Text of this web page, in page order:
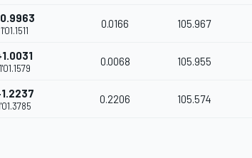
1'01.1511
0.0166 105.967
1'01.1579
0.0068 105.955
0.2206 105.574